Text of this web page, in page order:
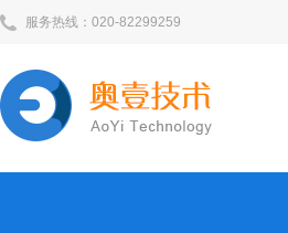
服务热线：020-82299259